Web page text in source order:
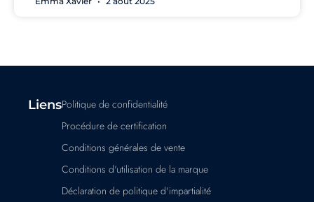
LiensPolitique de confidentialité
Procédure de certification
Conditions générales de vente
Conditions d'utilisation de la marque
Déclaration de politique d'impartialité